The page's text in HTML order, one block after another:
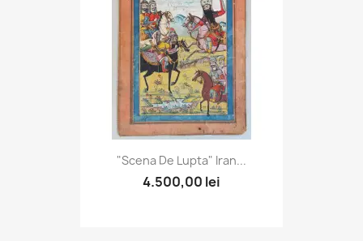
"Scena De Lupta" Iran...
4.500,00 lei